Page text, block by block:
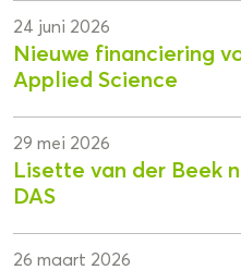
24 juni 2026
Nieuwe financiering
Applied Science
29 mei 2026
Lisette van der Beek
DAS
26 maart 2026